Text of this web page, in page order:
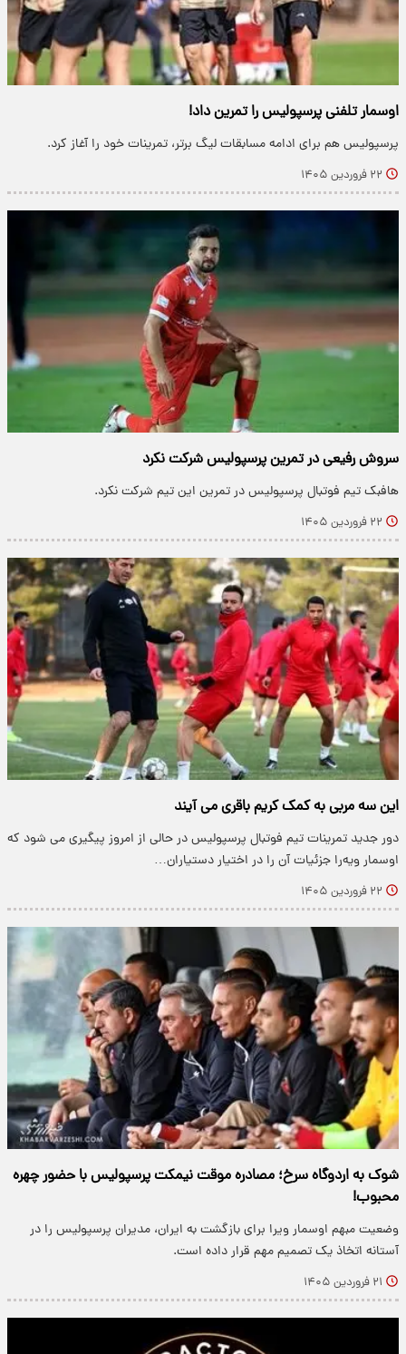
اوسمار تلفنی پرسپولیس را تمرین داد!
پرسپولیس هم برای ادامه مسابقات لیگ برتر، تمرینات خود را آغاز کرد.
۲۲ فروردین ۱۴۰۵
سروش رفیعی در تمرین پرسپولیس شرکت نکرد
هافبک تیم فوتبال پرسپولیس در تمرین این تیم شرکت نکرد.
۲۲ فروردین ۱۴۰۵
این سه مربی به کمک کریم باقری می آیند
دور جدید تمرینات تیم فوتبال پرسپولیس در حالی از امروز پیگیری می شود که
اوسمار ویه‌را جزئیات آن را در اختیار دستیاران…
۲۲ فروردین ۱۴۰۵
شوک به اردوگاه سرخ؛ مصادره موقت نیمکت پرسپولیس با حضور چهره
محبوب!
وضعیت مبهم اوسمار ویرا برای بازگشت به ایران، مدیران پرسپولیس را در
آستانه اتخاذ یک تصمیم مهم قرار داده است.
۲۱ فروردین ۱۴۰۵